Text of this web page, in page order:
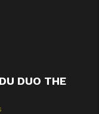
DUO THE